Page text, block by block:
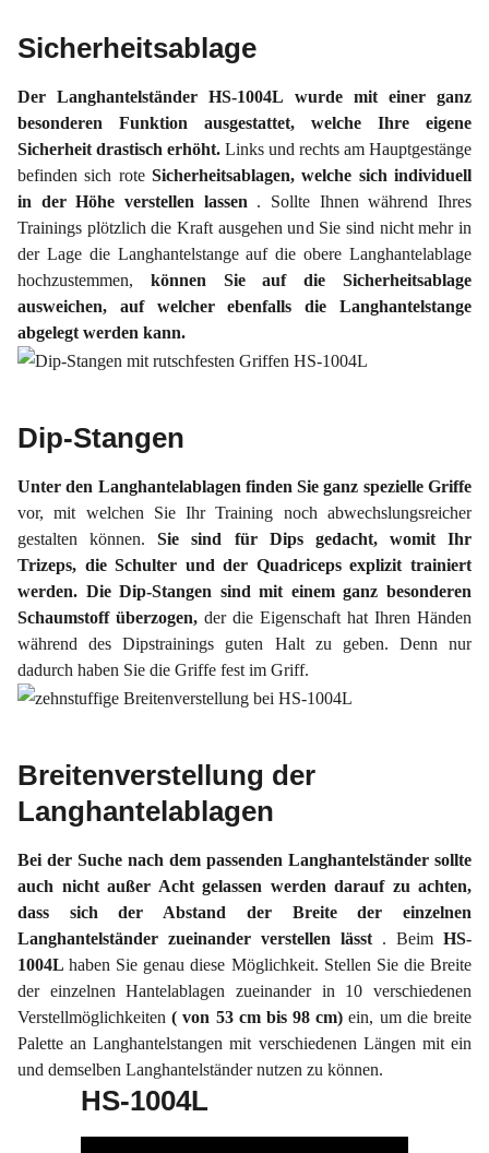
Sicherheitsablage
Der Langhantelständer HS-1004L wurde mit einer ganz
besonderen Funktion ausgestattet, welche Ihre eigene
Sicherheit drastisch erhöht. Links und rechts am Hauptgestänge
befinden sich rote Sicherheitsablagen, welche sich individuell
in der Höhe verstellen lassen . Sollte Ihnen während Ihres
Trainings plötzlich die Kraft ausgehen und Sie sind nicht mehr in
der Lage die Langhantelstange auf die obere Langhantelablage
hochzustemmen, können Sie auf die Sicherheitsablage
ausweichen, auf welcher ebenfalls die Langhantelstange
abgelegt werden kann.
Dip-Stangen
Unter den Langhantelablagen finden Sie ganz spezielle Griffe
vor, mit welchen Sie Ihr Training noch abwechslungsreicher
gestalten können.Sie sind für Dips gedacht, womit Ihr
Trizeps, die Schulter und der Quadriceps explizit trainiert
werden. Die Dip-Stangen sind mit einem ganz besonderen
Schaumstoff überzogen, der die Eigenschaft hat Ihren Händen
während des Dipstrainings guten Halt zu geben. Denn nur
dadurch haben Sie die Griffe fest im Griff.
Breitenverstellung der
Langhantelablagen
Bei der Suche nach dem passenden Langhantelständer sollte
auch nicht außer Acht gelassen werden darauf zu achten,
dass sich der Abstand der Breite der einzelnen
Langhantelständer zueinander verstellen lässt . Beim HS-
1004Lhaben Sie genau diese Möglichkeit. Stellen Sie die Breite
der einzelnen Hantelablagen zueinander in 10 verschiedenen
Verstellmöglichkeiten(von 53 cm bis 98 cm)ein, um die breite
Palette an Langhantelstangen mit verschiedenen Längen mit ein
und demselben Langhantelständer nutzen zu können.
HS-1004L